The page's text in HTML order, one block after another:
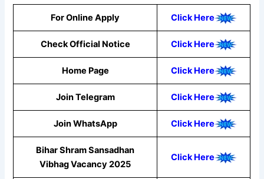
For Online Apply Click Here
Check Official Notice Click Here
Home Page Click Here
Join Telegram Click Here
Join WhatsApp ClickHere
Bihar Shram Sansadhan
Vibhag Vacancy 2025
Click Here